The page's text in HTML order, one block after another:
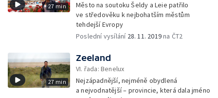
27 min
Město na soutoku Šeldy a Leie patřilo
ve středověku k nejbohatším městům
tehdejší Evropy
Poslední vysílání 28. 11. 2019na ČT2
27 min
Zeeland
VI. řada: Benelux
Nejzápadnější, nejméně obydlená
a nejvodnatější – provincie, která dala jméno